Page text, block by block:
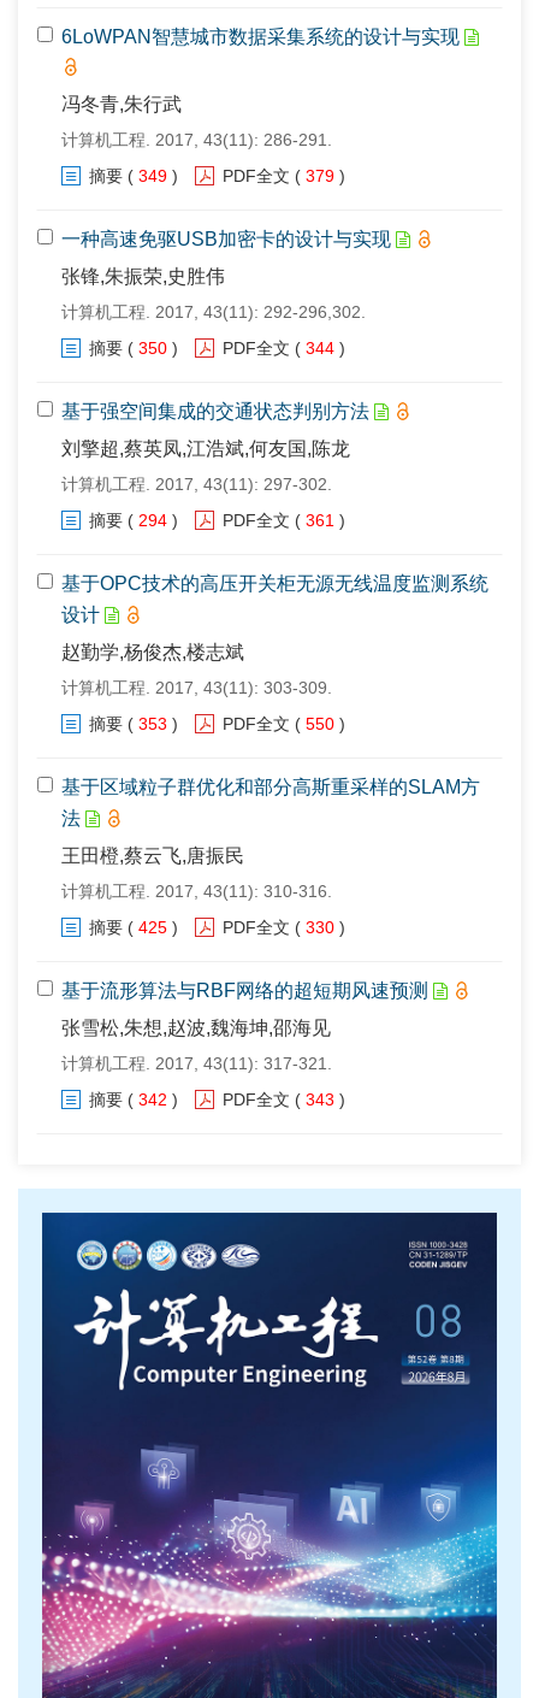
6LoWPAN智慧城市数据采集系统的设计与实现
冯冬青,朱行武
计算机工程. 2017, 43(11): 286-291.
摘要 ( 349 ) PDF全文 ( 379 )
一种高速免驱USB加密卡的设计与实现
张锋,朱振荣,史胜伟
计算机工程. 2017, 43(11): 292-296,302.
摘要 ( 350 ) PDF全文 ( 344 )
基于强空间集成的交通状态判别方法
刘擎超,蔡英凤,江浩斌,何友国,陈龙
计算机工程. 2017, 43(11): 297-302.
摘要 ( 294 ) PDF全文 ( 361 )
基于OPC技术的高压开关柜无源无线温度监测系统
设计
赵勤学,杨俊杰,楼志斌
计算机工程. 2017, 43(11): 303-309.
摘要 ( 353 ) PDF全文 ( 550 )
基于区域粒子群优化和部分高斯重采样的SLAM方
法
王田橙,蔡云飞,唐振民
计算机工程. 2017, 43(11): 310-316.
摘要 ( 425 ) PDF全文 ( 330 )
基于流形算法与RBF网络的超短期风速预测
张雪松,朱想,赵波,魏海坤,邵海见
计算机工程. 2017, 43(11): 317-321.
摘要 ( 342 ) PDF全文 ( 343 )